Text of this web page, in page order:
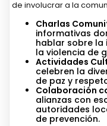
de involucrar a la
Charlas
informativas
hablar sobre la
la violencia de
Actividades
celebren la
de paz y
Colaboración
alianzas con
autoridades
de prevención.